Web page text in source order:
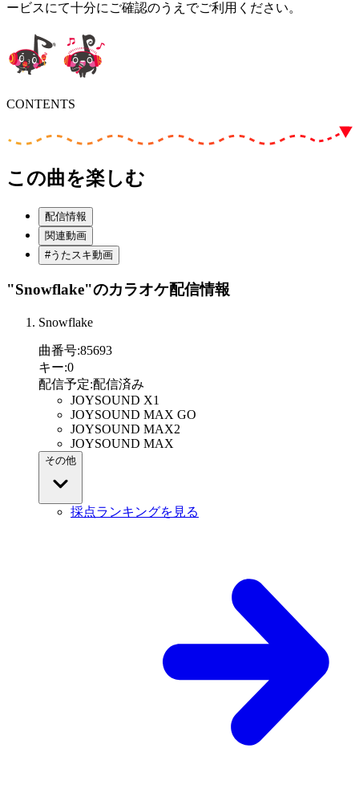
ービスにて十分にご確認のうえでご利用ください。
CONTENTS
この曲を楽しむ
配信情報
関連動画
#うたスキ動画
"Snowflake"のカラオケ配信情報
Snowflake
曲番号:85693
キー:0
配信予定:配信済み
JOYSOUND X1
JOYSOUND MAX GO
JOYSOUND MAX2
JOYSOUND MAX
その他
採点ランキングを見る